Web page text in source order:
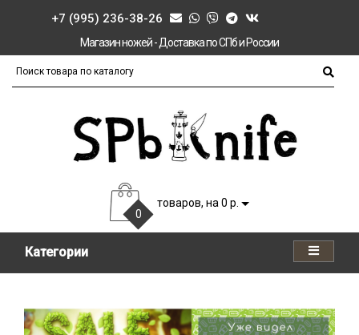
+7 (995) 236-38-26
Магазин ножей - Доставка по СПб и России
0
товаров, на 0 р.
Категории